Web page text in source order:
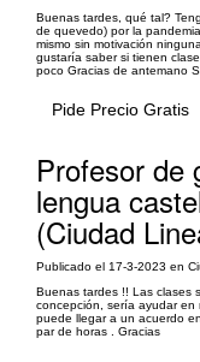
Buenas tardes, qué tal?
de quevedo) por la
mismo sin motivación
gustaría saber si tienen
poco Gracias de antemano
Pide Precio Gratis
Profesor de
lengua
(Ciudad
Publicado el 17-3-2023 en
Buenas tardes !! Las clases
concepción, sería ayudar en
puede llegar a un acuerdo
par de horas . Gracias